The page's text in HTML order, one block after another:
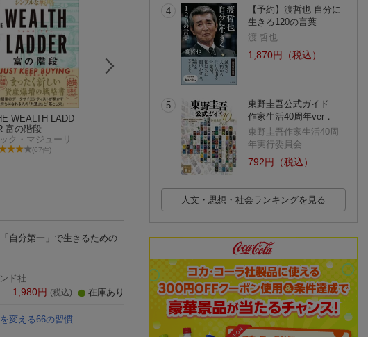
WEALTH LADD
富の階段
ク・マジューリ
(67件)
ととのえる。
川田 直樹
(3件)
小学生でもでき
語化
田丸雅智
「自分第一」で生きるための
ド社
1,980円 (税込) 在庫あり
変える66の習慣
4
【予約】渡哲也 自分に
生きる120の言葉
渡 哲也
1,870円（税込）
5
東野圭吾公式ガイド
作家生活40周年ver．
東野圭吾作家生活40周
年実行委員会
792円（税込）
人文・思想・社会ランキングを見る